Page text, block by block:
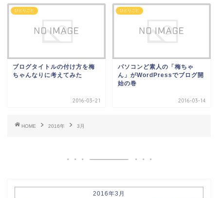
ひとりごと
ブログタイトルの付け方を梅
ちゃんなりに考えてみた
2016-03-21
ひとりごと
パソコンど素人の「梅ちゃ
ん」がWordPressでブログ開
始の巻
2016-03-14
HOME 2016年 3月
2016年3月